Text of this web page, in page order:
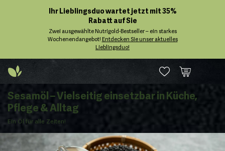
Ihr Lieblingsduo wartet jetzt mit 35%
Rabatt auf Sie
Zwei ausgewählte Nutrigold-Bestseller – ein starkes
Wochenendangebot! Entdecken Sie unser aktuelles
Lieblingsduo!
Sesamöl – Vielseitig einsetzbar in Küche,
Pflege & Alltag
Ein Öl für alle Zeiten!